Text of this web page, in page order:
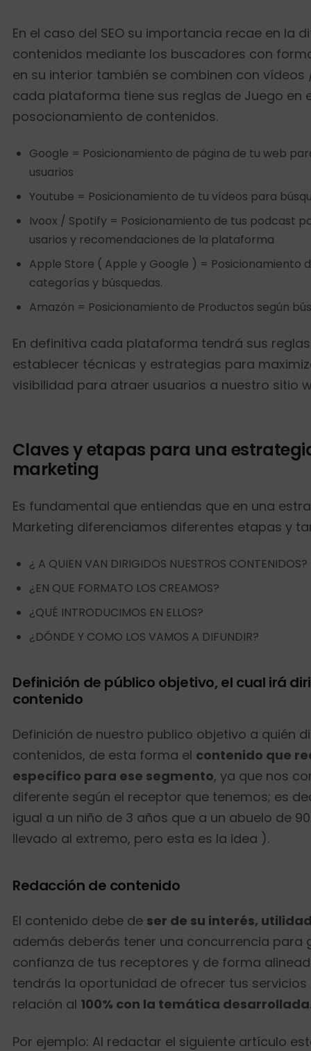
En el caso del SEO su importancia recae en la
contenidos mediante los buscadores con
en su interior también se combinen con vídeos
cada plataforma tiene sus reglas de Juego en
posocionamiento de contenidos.
Google = Posicionamiento de página de tu web
usuarios
Youtube = Posicionamiento de tu vídeos para
Ivoox / Spotify = Posicionamiento de tus podcast
usarios y recomendaciones de la plataforma
Apple Store ( Apple y Google ) = Posicionamiento
categorías y búsquedas.
Amazón = Posicionamiento de Productos según
En definitiva cada plataforma tendrá sus
establecer técnicas y estrategias para
visibilidad para atraer usuarios a nuestro sitio
Claves y etapas para una
marketing
Es fundamental que entiendas que en una
Marketing diferenciamos diferentes etapas y
¿ A QUIEN VAN DIRIGIDOS NUESTROS CONTENIDOS?
¿EN QUE FORMATO LOS CREAMOS?
¿QUÉ INTRODUCIMOS EN ELLOS?
¿DÓNDE Y COMO LOS VAMOS A DIFUNDIR?
Definición de público objetivo, el cual irá
contenido
Definición de nuestro publico objetivo a quién
contenidos, de esta forma el contenido que
especifico para ese segmento, ya que nos
diferente según el receptor que tenemos; es
igual a un niño de 3 años que a un abuelo de
llevado al extremo, pero esta es la idea ).
Redacción de contenido
El contenido debe de ser de su interés,
además deberás tener una concurrencia para
confianza de tus receptores y de forma
tendrás la oportunidad de ofrecer tus servicios
relación al 100% con la temática
Por ejemplo: Al redactar el siguiente artículo